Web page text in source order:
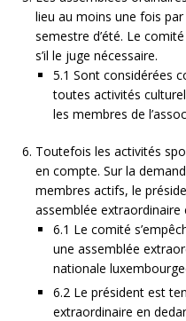
lieu au moins une fois
semestre d’été. Le
s’il le juge nécessaire.
5.1 Sont considérées
toutes activités
les membres de
Toutefois les activités
en compte. Sur la
membres actifs, le
assemblée extraordinaire
6.1 Le comité
une assemblée
nationale
6.2 Le président est
extraordinaire en